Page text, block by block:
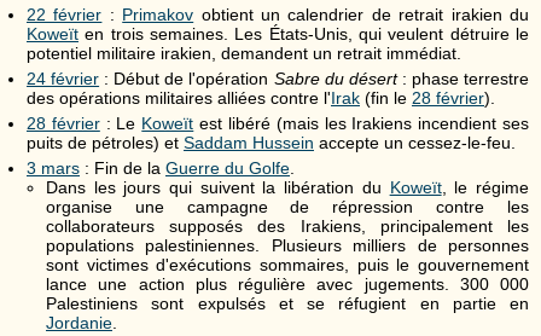
22 février : Primakov obtient un calendrier de retrait irakien du
Koweït en trois semaines. Les États-Unis, qui veulent détruire le
potentiel militaire irakien, demandent un retrait immédiat.
24 février : Début de l'opération Sabre du désert: phase terrestre
des opérations militaires alliées contre l'Irak (fin le 28 février).
28 février: Le Koweït est libéré (mais les Irakiens incendient ses
puits de pétroles) et Saddam Hussein accepte un cessez-le-feu.
3 mars : Fin de la Guerre du Golfe
Dans les jours qui suivent la libération du Koweït, le régime
organise une campagne de répression contre les
collaborateurs supposés des Irakiens, principalement les
populations palestiniennes. Plusieurs milliers de personnes
sont victimes d'exécutions sommaires, puis le gouvernement
lance une action plus régulière avec jugements. 300 000
Palestiniens sont expulsés et se réfugient en partie en
Jordanie